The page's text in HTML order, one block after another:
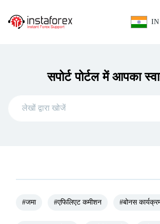
IN
सपोर्ट पोर्टल में आपका
#जमा #एफिलिएट कमीशन #बोनस